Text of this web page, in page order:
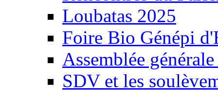
Loubatas 2025
Foire Bio Génépi
Assemblée
SDV et les